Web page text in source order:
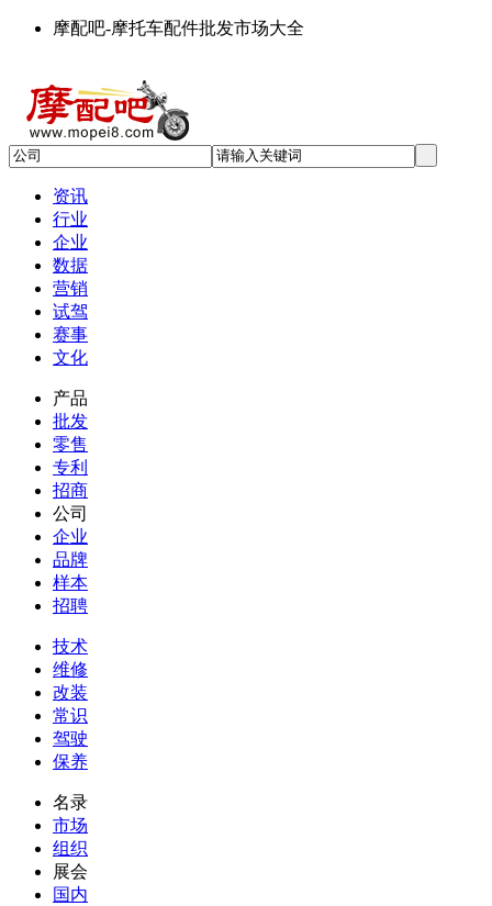
摩配吧-摩托车配件批发市场大全
资讯
行业
企业
数据
营销
试驾
赛事
文化
产品
批发
零售
专利
招商
公司
企业
品牌
样本
招聘
技术
维修
改装
常识
驾驶
保养
名录
市场
组织
展会
国内